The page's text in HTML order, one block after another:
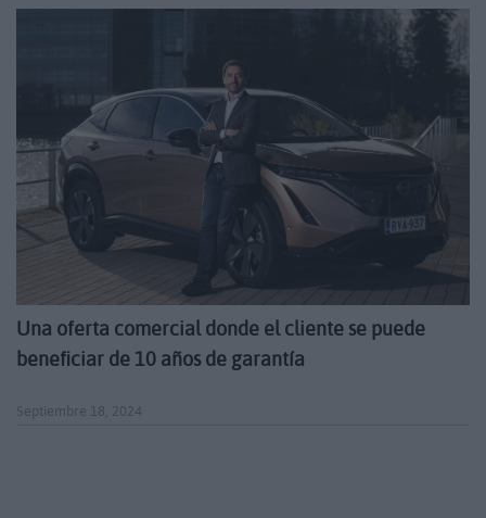
Una oferta comercial donde el cliente se puede
beneficiar de 10 años de garantía
Septiembre 18, 2024